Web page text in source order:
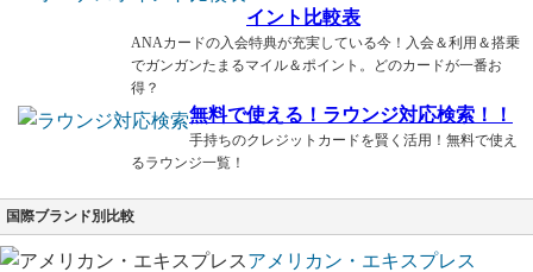
イント比較表
ANAカードの入会特典が充実している今！入会＆利用＆搭乗
でガンガンたまるマイル＆ポイント。どのカードが一番お
得？
無料で使える！ラウンジ対応検索！！
手持ちのクレジットカードを賢く活用！無料で使え
るラウンジ一覧！
国際ブランド別比較
アメリカン・エキスプレス